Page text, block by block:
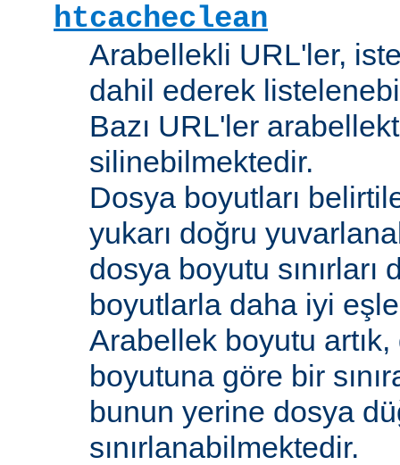
htcacheclean
Arabellekli URL'ler,
dahil ederek
Bazı URL'ler
silinebilmektedir.
Dosya boyutları
yukarı doğru
dosya boyutu sınırları
boyutlarla daha iyi
Arabellek boyutu
boyutuna göre bir
bunun yerine dosya
sınırlanabilmektedir.